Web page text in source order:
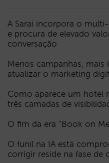
A Sarai incorpora o
e procura de elevado
conversação
Menos campanhas, mais
atualizar o marketing
Como aparece um hotel
três camadas de
O fim da era “Book on
O funil na IA está
corrigir reside na fase de